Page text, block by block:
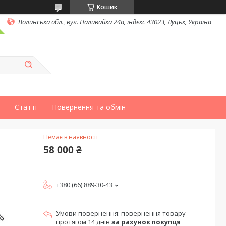
Кошик
Волинська обл., вул. Наливайка 24а, індекс 43023, Луцьк, Україна
Статті Повернення та обмін
Немає в наявності
58 000 ₴
+380 (66) 889-30-43
повернення товару
протягом 14 днів за рахунок покупця